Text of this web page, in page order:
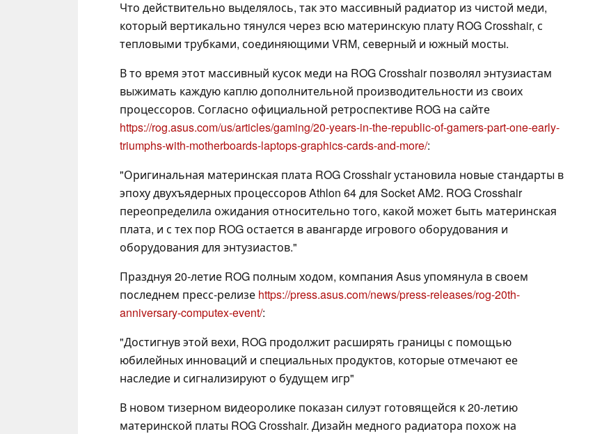
Что действительно выделялось, так это массивный радиатор из чистой меди,
который вертикально тянулся через всю материнскую плату ROG Crosshair, с
тепловыми трубками, соединяющими VRM, северный и южный мосты.
В то время этот массивный кусок меди на ROG Crosshair позволял энтузиастам
выжимать каждую каплю дополнительной производительности из своих
процессоров. Согласно официальной ретроспективе ROG на сайте
https://rog.asus.com/us/articles/gaming/20-years-in-the-republic-of-gamers-part-one-early-
triumphs-with-motherboards-laptops-graphics-cards-and-more/:
"Оригинальная материнская плата ROG Crosshair установила новые стандарты в
эпоху двухъядерных процессоров Athlon 64 для Socket AM2. ROG Crosshair
переопределила ожидания относительно того, какой может быть материнская
плата, и с тех пор ROG остается в авангарде игрового оборудования и
оборудования для энтузиастов."
Празднуя 20-летие ROG полным ходом, компания Asus упомянула в своем
последнем пресс-релизе https://press.asus.com/news/press-releases/rog-20th-
anniversary-computex-event/:
"Достигнув этой вехи, ROG продолжит расширять границы с помощью
юбилейных инноваций и специальных продуктов, которые отмечают ее
наследие и сигнализируют о будущем игр"
В новом тизерном видеоролике показан силуэт готовящейся к 20-летию
материнской платы ROG Crosshair. Дизайн медного радиатора похож на